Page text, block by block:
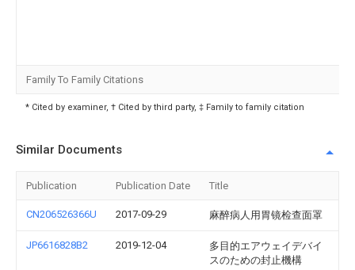
Family To Family Citations
* Cited by examiner, † Cited by third party, ‡ Family to family citation
Similar Documents
Publication Publication Date Title
CN206526366U 2017-09-29 麻醉病人用胃镜检查面罩
JP6616828B2 2019-12-04
多目的エアウェイデバイ
スのための封止機構